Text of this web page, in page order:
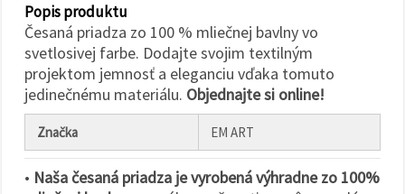
Popis produktu
Česaná priadza zo 100 % mliečnej bavlny vo
svetlosivej farbe. Dodajte svojim textilným
projektom jemnosť a eleganciu vďaka tomuto
jedinečnému materiálu. Objednajte si online!
Značka EM ART
• Naša česaná priadza je vyrobená výhradne zo 100%